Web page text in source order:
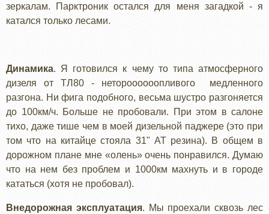
зеркалам. Парктроник остался для меня загадкой - я
катался только лесами.
Динамика. Я готовился к чему то типа атмосферного
дизеля от ТЛ80 - нетороооооопливого медленного
разгона. Ни фига подобного, весьма шустро разгоняется
до 100км/ч. Больше не пробовали. При этом в салоне
тихо, даже тише чем в моей дизельной паджере (это при
том что на китайце стояла 31" АТ резина). В общем в
дорожном плане мне «олень» очень понравился. Думаю
что на нем без проблем и 1000км махнуть и в городе
кататься (хотя не пробовал).
Внедорожная эксплуатация. Мы проехали сквозь лес